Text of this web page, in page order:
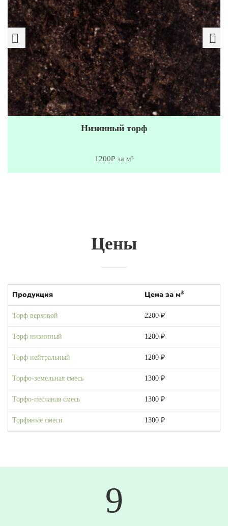
Низинный торф
1200₽ за м³
Цены
Продукция Цена за м3
Торф верховой 2200 ₽
Торф низинный 1200 ₽
Торф нейтральный 1200 ₽
Торфо-земельная смесь 1300 ₽
Торфо-песчаная смесь 1300 ₽
Торфяные смеси 1300 ₽
10